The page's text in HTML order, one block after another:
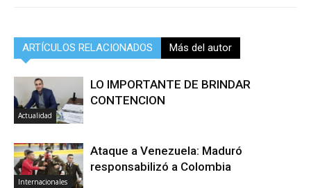
ARTÍCULOS RELACIONADOS Más del autor
Actualidad
LO IMPORTANTE DE BRINDAR
CONTENCION
Internacionales
Ataque a Venezuela: Maduró
responsabilizó a Colombia